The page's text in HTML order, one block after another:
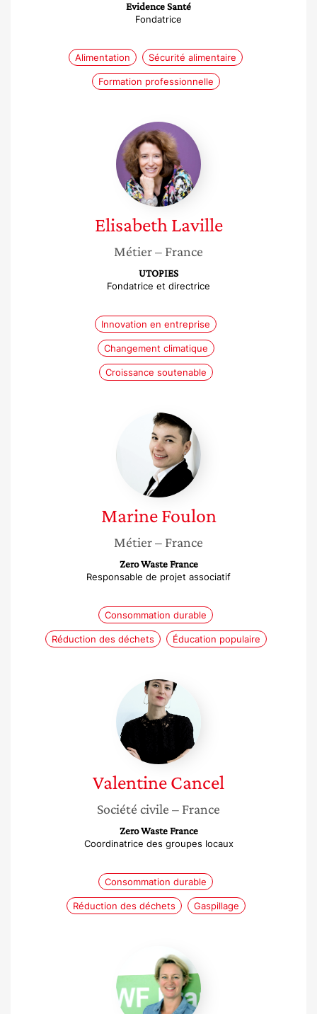
Evidence Santé
Fondatrice
Alimentation Sécurité alimentaire
Formation professionnelle
Elisabeth
Laville
Elisabeth Laville
Métier– France
UTOPIES
Fondatrice et directrice
Innovation en entreprise
Changement climatique
Croissance soutenable
Marine
Foulon
Marine Foulon
Métier– France
Zero Waste France
Responsable de projet associatif
Consommation durable
Réduction des déchets Éducation populaire
Valentine
Cancel
ValentineCancel
Société civile – France
Zero Waste France
Coordinatrice des groupes locaux
Consommation durable
Réduction des déchets Gaspillage
Léopoldine
Charbonneaux